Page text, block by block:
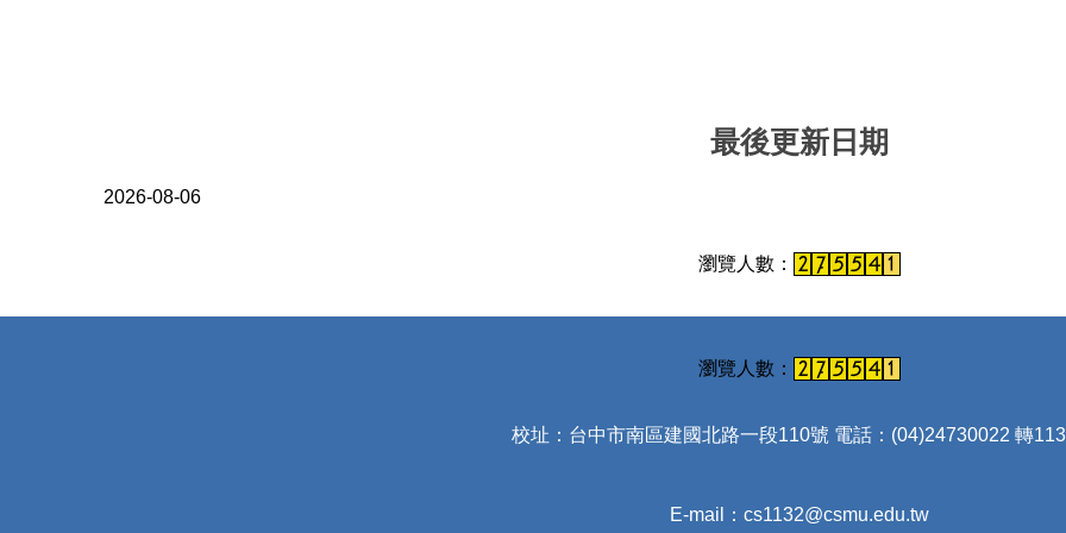
最後更新日期
2026-08-06
校址：台中市南區建國北路一段110號 電話：(04)24730022 轉
E-mail：cs1132@csmu.edu.tw